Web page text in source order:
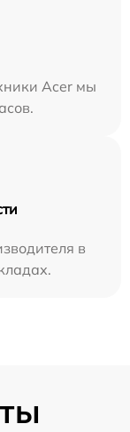
Acer мы
в